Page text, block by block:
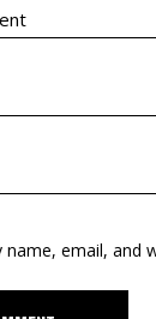
name, email, and